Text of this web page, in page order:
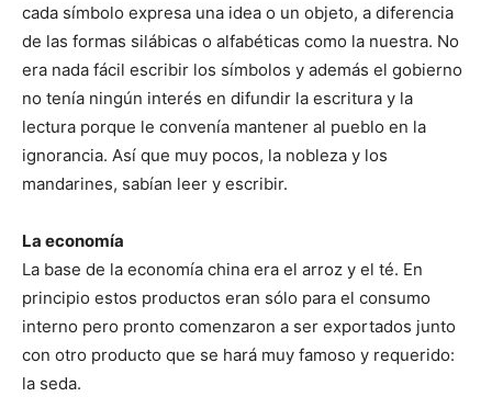
cada símbolo expresa una idea o un objeto, a diferencia
de las formas silábicas o alfabéticas como la nuestra. No
era nada fácil escribir los símbolos y además el gobierno
no tenía ningún interés en difundir la escritura y la
lectura porque le convenía mantener al pueblo en la
ignorancia. Así que muy pocos, la nobleza y los
mandarines, sabían leer y escribir.
La economía
La base de la economía china era el arroz y el té. En
principio estos productos eran sólo para el consumo
interno pero pronto comenzaron a ser exportados junto
con otro producto que se hará muy famoso y requerido:
la seda.